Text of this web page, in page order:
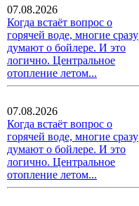
07.08.2026
Когда встаёт вопрос о
горячей воде, многие сразу
думают о бойлере. И это
логично. Центральное
отопление летом...
07.08.2026
Когда встаёт вопрос о
горячей воде, многие сразу
думают о бойлере. И это
логично. Центральное
отопление летом...